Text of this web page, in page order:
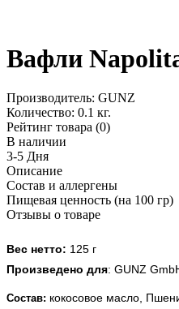
Вафли
Производитель: GUNZ
Количество: 0.1 кг.
Рейтинг товара (0)
В наличии
3-5 Дня
Описание
Состав и аллергены
Пищевая ценность (на 100 гр)
Отзывы о товаре
Вес нетто: 125 г
Произведено для: GUNZ
Состав: кокосовое масло,